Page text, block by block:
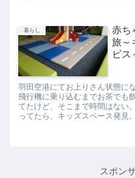
暮らし
赤ち
旅～
ビス
羽田空港にてお上りさん状態に
飛行機に乗り込むまでお茶でも
てたけど、そこまで時間はない
ってたら、キッズスペース発見
スポン